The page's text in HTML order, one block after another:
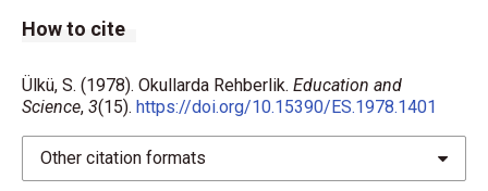
How to cite
Ülkü, S. (1978). Okullarda Rehberlik. Education and
Science, 3(15). https://doi.org/10.15390/ES.1978.1401
Other citation formats